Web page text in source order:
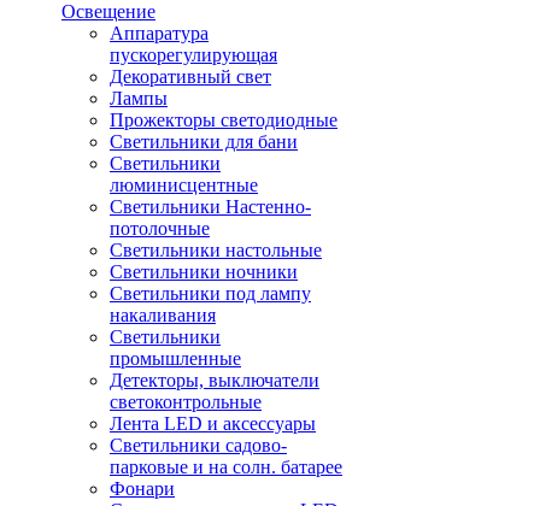
Освещение
Аппаратура
пускорегулирующая
Декоративный свет
Лампы
Прожекторы светодиодные
Светильники для бани
Светильники
люминисцентные
Светильники Настенно-
потолочные
Светильники настольные
Светильники ночники
Светильники под лампу
накаливания
Светильники
промышленные
Детекторы, выключатели
светоконтрольные
Лента LED и аксессуары
Светильники садово-
парковые и на солн. батарее
Фонари